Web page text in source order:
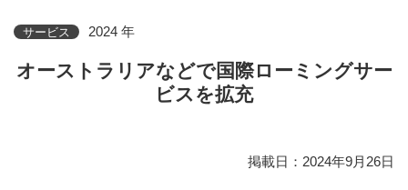
サービス 2024 年
オーストラリアなどで国際ローミングサー
ビスを拡充
掲載日：2024年9月26日